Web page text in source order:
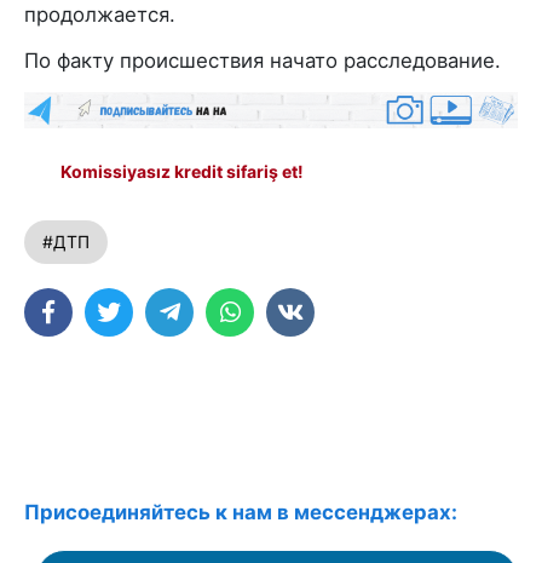
продолжается.
По факту происшествия начато расследование.
Komissiyasız kredit sifariş et!
#ДТП
Присоединяйтесь к нам в мессенджерах: